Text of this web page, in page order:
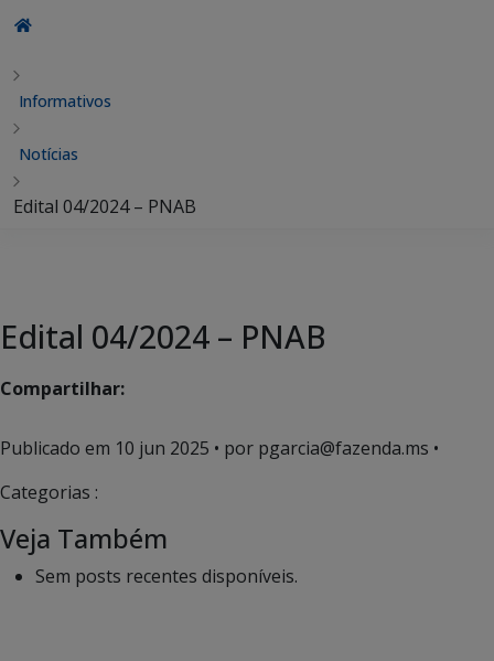
Informativos
Notícias
Edital 04/2024 – PNAB
Edital 04/2024 – PNAB
Compartilhar:
Publicado em 10 jun 2025 • por pgarcia@fazenda.ms •
Categorias :
Veja Também
Sem posts recentes disponíveis.